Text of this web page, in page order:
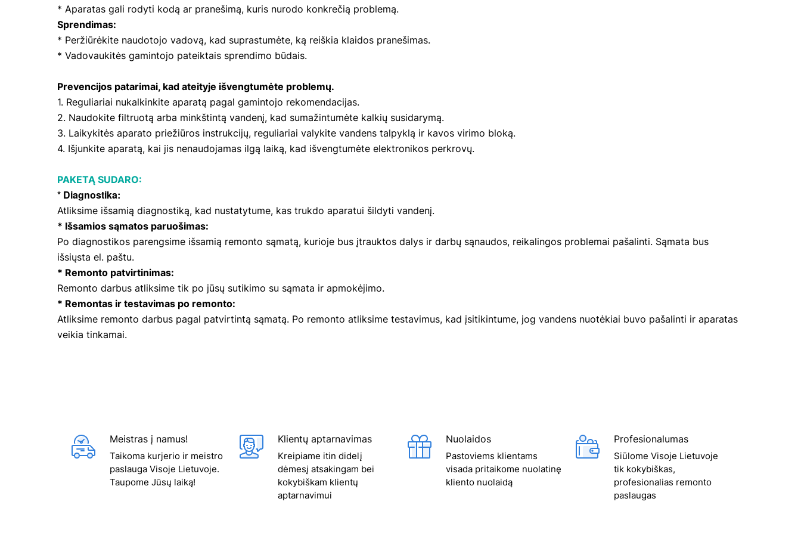
* Aparatas gali rodyti kodą ar pranešimą, kuris nurodo konkrečią problemą.
Sprendimas:
* Peržiūrėkite naudotojo vadovą, kad suprastumėte, ką reiškia klaidos pranešimas.
* Vadovaukitės gamintojo pateiktais sprendimo būdais.
Prevencijos patarimai, kad ateityje išvengtumėte problemų.
1. Reguliariai nukalkinkite aparatą pagal gamintojo rekomendacijas.
2. Naudokite filtruotą arba minkštintą vandenį, kad sumažintumėte kalkių susidarymą.
3. Laikykitės aparato priežiūros instrukcijų, reguliariai valykite vandens talpyklą ir kavos virimo bloką.
4. Išjunkite aparatą, kai jis nenaudojamas ilgą laiką, kad išvengtumėte elektronikos perkrovų.
PAKETĄ SUDARO:
* Diagnostika:
Atliksime išsamią diagnostiką, kad nustatytume, kas trukdo aparatui šildyti vandenį.
* Išsamios sąmatos paruošimas:
Po diagnostikos parengsime išsamią remonto sąmatą, kurioje bus įtrauktos dalys ir darbų sąnaudos, reikalingos problemai pašalinti. Sąmata bus
išsiųsta el. paštu.
* Remonto patvirtinimas:
Remonto darbus atliksime tik po jūsų sutikimo su sąmata ir apmokėjimo.
* Remontas ir testavimas po remonto:
Atliksime remonto darbus pagal patvirtintą sąmatą. Po remonto atliksime testavimus, kad įsitikintume, jog vandens nuotėkiai buvo pašalinti ir aparatas
veikia tinkamai.
Meistras į namus!
Taikoma kurjerio ir meistro
paslauga Visoje Lietuvoje.
Taupome Jūsų laiką!
Klientų aptarnavimas
Kreipiame itin didelį
dėmesį atsakingam bei
kokybiškam klientų
aptarnavimui
Nuolaidos
Pastoviems klientams
visada pritaikome nuolatinę
kliento nuolaidą
Profesionalumas
Siūlome Visoje Lietuvoje
tik kokybiškas,
profesionalias remonto
paslaugas